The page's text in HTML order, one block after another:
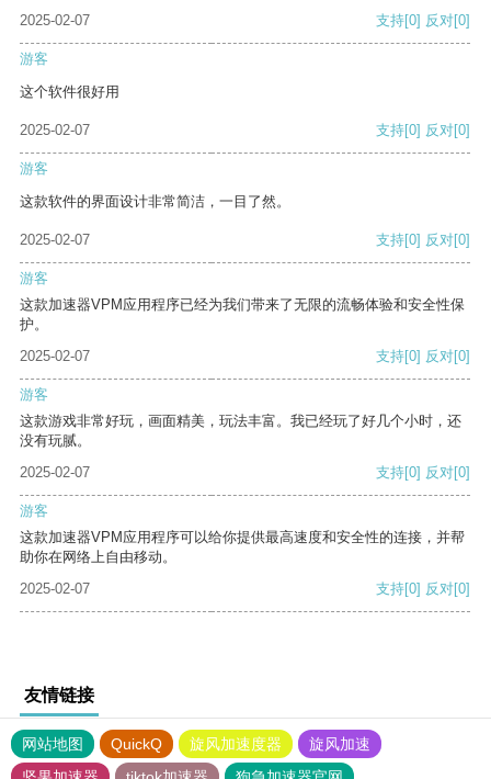
2025-02-07
支持[0] 反对[0]
游客
这个软件很好用
2025-02-07 支持[0] 反对[0]
游客
这款软件的界面设计非常简洁，一目了然。
2025-02-07 支持[0] 反对[0]
游客
这款加速器VPM应用程序已经为我们带来了无限的流畅体验和安全性保
护。
2025-02-07
支持[0] 反对[0]
游客
这款游戏非常好玩，画面精美，玩法丰富。我已经玩了好几个小时，还
没有玩腻。
2025-02-07
支持[0] 反对[0]
游客
这款加速器VPM应用程序可以给你提供最高速度和安全性的连接，并帮
助你在网络上自由移动。
2025-02-07
支持[0] 反对[0]
友情链接
网站地图 QuickQ 旋风加速度器
旋风加速